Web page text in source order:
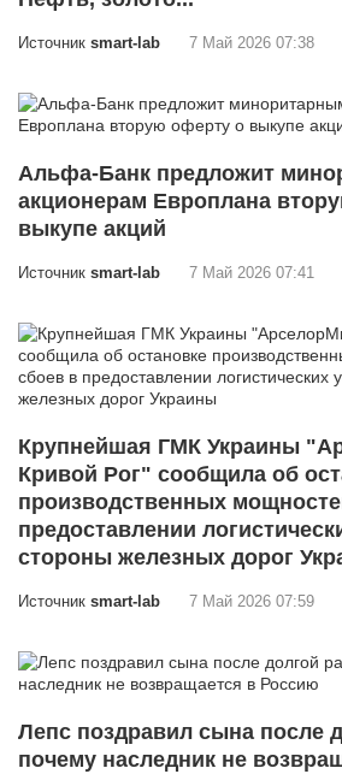
Источник smart-lab 7 Май 2026 07:38
Альфа-Банк предложит
акционерам Европлана
выкупе акций
Источник smart-lab 7 Май 2026 07:41
Крупнейшая ГМК Украины
Кривой Рог" сообщила об
производственных
предоставлении
стороны железных дорог
Источник smart-lab 7 Май 2026 07:59
Лепс поздравил сына после
почему наследник не